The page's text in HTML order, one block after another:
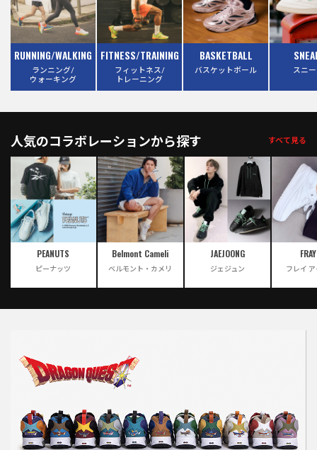
RUNNING/WALKING
ランニング/
ウォーキング
FITNESS/TRAINING
フィットネス/
トレーニング
BASKETBALL
バスケットボール スニ
人気のコラボレーションから探す すべて見る
PEANUTS
ピーナッツ
Belmont Cameli
ベルモント・カメリ
JAEJOONG
ジェジュン フレイ